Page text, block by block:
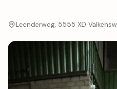
Leenderweg, 5555 XD